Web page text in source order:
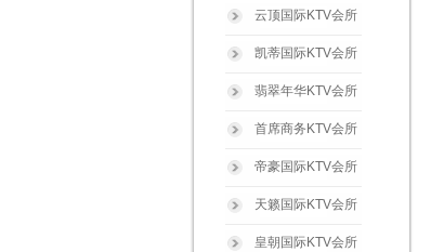
云顶国际KTV会所
凯蒂国际KTV会所
翡翠年华KTV会所
首席商务KTV会所
帝豪国际KTV会所
天籁国际KTV会所
皇朝国际KTV会所